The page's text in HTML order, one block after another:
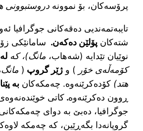
پرۆسەکان، بۆ نموونەدروستبوونی
تایبەتمەندیی دەقەکانی جوگرافیا
شتەکانپۆلێن دەکەن. سامانێکی
نوێیان تێدایە (شەهاب، مانگ)، کە
کۆمەڵەی خۆر ) وژێر گروپ (
هتد)کۆدەکرێنەوە. چەمکەکانبە
ڕوون دەکرێنەوە.کاتی
جوگرافیا، دەبێ بە دوای
گروپانەدا بگەڕێین، کە چەمکە